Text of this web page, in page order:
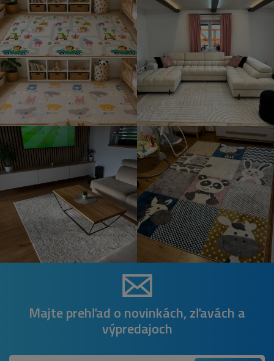
Majte prehľad o novinkách, zľavách a
výpredajoch